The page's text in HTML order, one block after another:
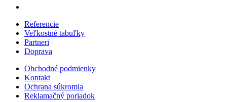
Referencie
Veľkostné tabuľky
Partneri
Doprava
Obchodné podmienky
Kontakt
Ochrana súkromia
Reklamačný poriadok